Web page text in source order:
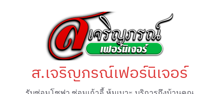
ส.เจริญภรณ์เฟอร์นิเจอร์